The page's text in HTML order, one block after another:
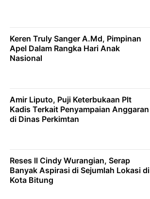
Keren Truly Sanger A.Md, Pimpinan
Apel Dalam Rangka Hari Anak
Nasional
Amir Liputo, Puji Keterbukaan Plt
Kadis Terkait Penyampaian Anggaran
di Dinas Perkimtan
Reses ll Cindy Wurangian, Serap
Banyak Aspirasi di Sejumlah Lokasi di
Kota Bitung